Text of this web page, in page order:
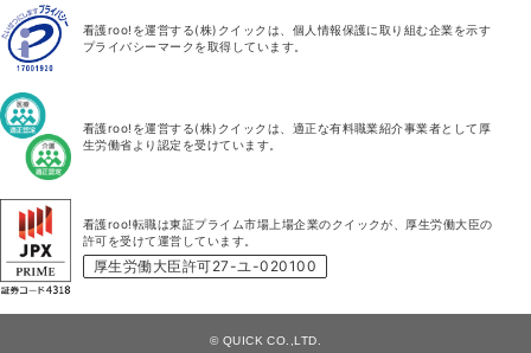
看護roo!を運営する(株)クイックは、個人情報保護に取り組む企業を示す
プライバシーマークを取得しています。
看護roo!を運営する(株)クイックは、適正な有料職業紹介事業者として厚
生労働省より認定を受けています。
看護roo!転職は東証プライム市場上場企業のクイックが、厚生労働大臣の
許可を受けて運営しています。
厚生労働大臣許可27-ユ-020100
© QUICK CO.,LTD.